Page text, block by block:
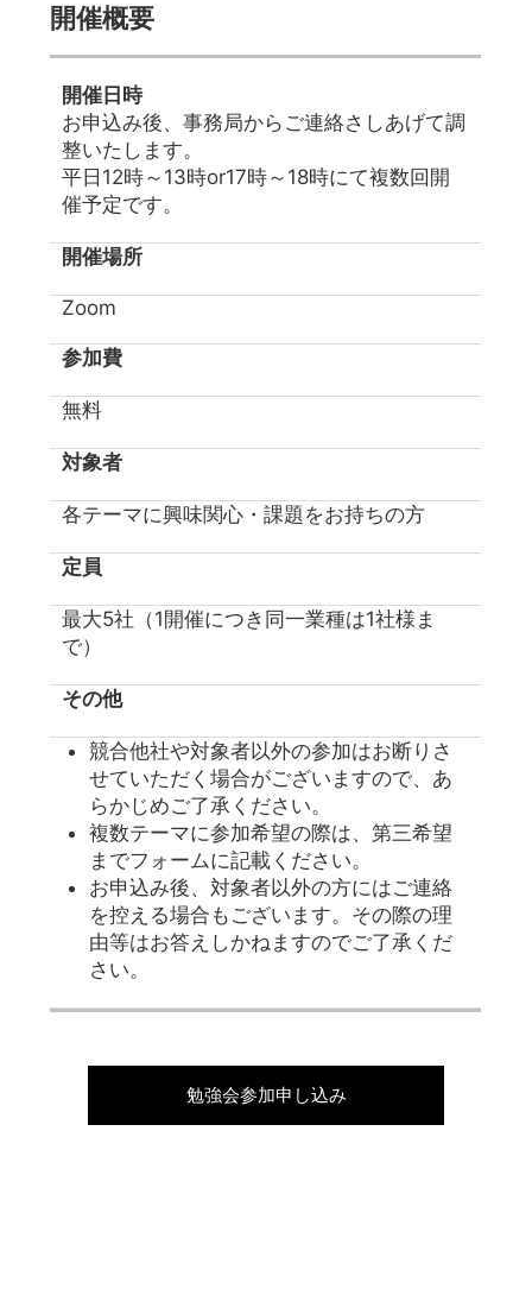
開催概要
開催日時
お申込み後、事務局からご連絡さしあげて調
整いたします。
平日12時～13時or17時～18時にて複数回開
催予定です。
開催場所
Zoom
参加費
無料
対象者
各テーマに興味関心・課題をお持ちの方
定員
最大5社（1開催につき同一業種は1社様ま
で）
その他
競合他社や対象者以外の参加はお断りさ
せていただく場合がございますので、あ
らかじめご了承ください。
複数テーマに参加希望の際は、第三希望
までフォームに記載ください。
お申込み後、対象者以外の方にはご連絡
を控える場合もございます。その際の理
由等はお答えしかねますのでご了承くだ
さい。
勉強会参加申し込み